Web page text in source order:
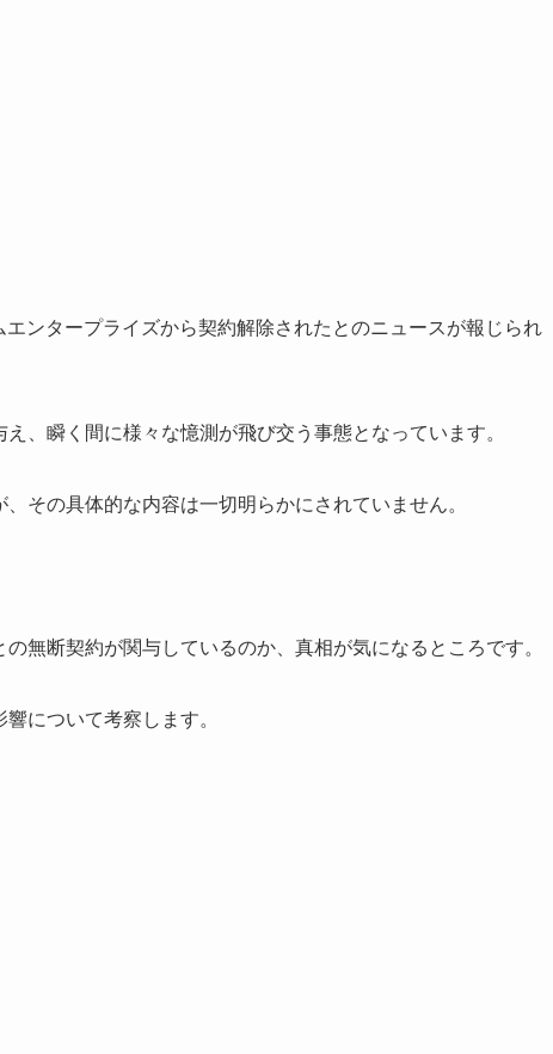
ンタープライズから契約解除されたとのニュースが報じられ
、瞬く間に様々な憶測が飛び交う事態となっています。
その具体的な内容は一切明らかにされていません。
無断契約が関与しているのか、真相が気になるところです。
について考察します。